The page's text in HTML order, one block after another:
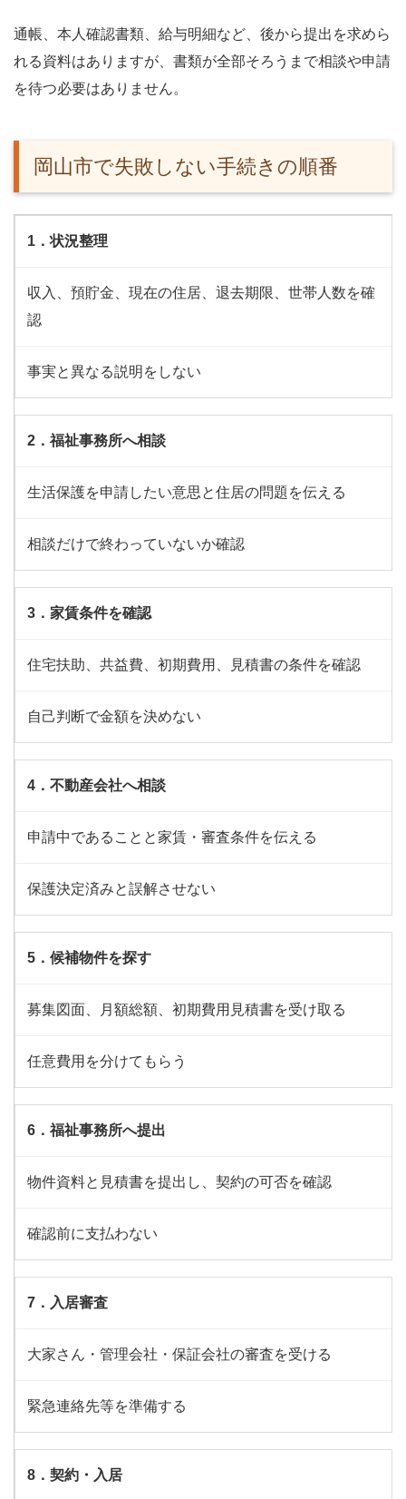
通帳、本人確認書類、給与明細など、後から提出を求めら
れる資料はありますが、書類が全部そろうまで相談や申請
を待つ必要はありません。
岡山市で失敗しない手続きの順番
1．状況整理
収入、預貯金、現在の住居、退去期限、世帯人数を確
認
事実と異なる説明をしない
2．福祉事務所へ相談
生活保護を申請したい意思と住居の問題を伝える
相談だけで終わっていないか確認
3．家賃条件を確認
住宅扶助、共益費、初期費用、見積書の条件を確認
自己判断で金額を決めない
4．不動産会社へ相談
申請中であることと家賃・審査条件を伝える
保護決定済みと誤解させない
5．候補物件を探す
募集図面、月額総額、初期費用見積書を受け取る
任意費用を分けてもらう
6．福祉事務所へ提出
物件資料と見積書を提出し、契約の可否を確認
確認前に支払わない
7．入居審査
大家さん・管理会社・保証会社の審査を受ける
緊急連絡先等を準備する
8．契約・入居